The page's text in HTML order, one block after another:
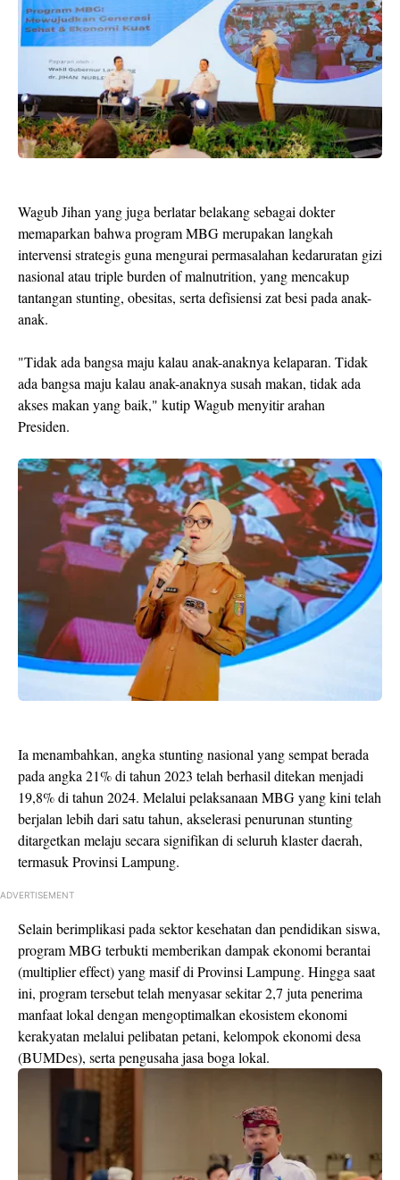
Wagub ​Jihan yang juga berlatar belakang sebagai dokter
memaparkan bahwa program MBG merupakan langkah
intervensi strategis guna mengurai permasalahan kedaruratan gizi
nasional atau triple burden of malnutrition, yang mencakup
tantangan stunting, obesitas, serta defisiensi zat besi pada anak-
anak.
​"Tidak ada bangsa maju kalau anak-anaknya kelaparan. Tidak
ada bangsa maju kalau anak-anaknya susah makan, tidak ada
akses makan yang baik," kutip Wagub menyitir arahan
Presiden.
Ia menambahkan, angka stunting nasional yang sempat berada
pada angka 21% di tahun 2023 telah berhasil ditekan menjadi
19,8% di tahun 2024. Melalui pelaksanaan MBG yang kini telah
berjalan lebih dari satu tahun, akselerasi penurunan stunting
ditargetkan melaju secara signifikan di seluruh klaster daerah,
termasuk Provinsi Lampung.
ADVERTISEMENT
​Selain berimplikasi pada sektor kesehatan dan pendidikan siswa,
program MBG terbukti memberikan dampak ekonomi berantai
(multiplier effect) yang masif di Provinsi Lampung. Hingga saat
ini, program tersebut telah menyasar sekitar 2,7 juta penerima
manfaat lokal dengan mengoptimalkan ekosistem ekonomi
kerakyatan melalui pelibatan petani, kelompok ekonomi desa
(BUMDes), serta pengusaha jasa boga lokal.